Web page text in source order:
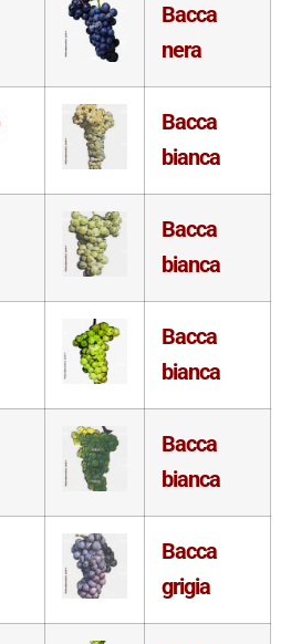
Bacca
nera
Bacca
bianca
Bacca
bianca
Bacca
bianca
Bacca
bianca
Bacca
grigia